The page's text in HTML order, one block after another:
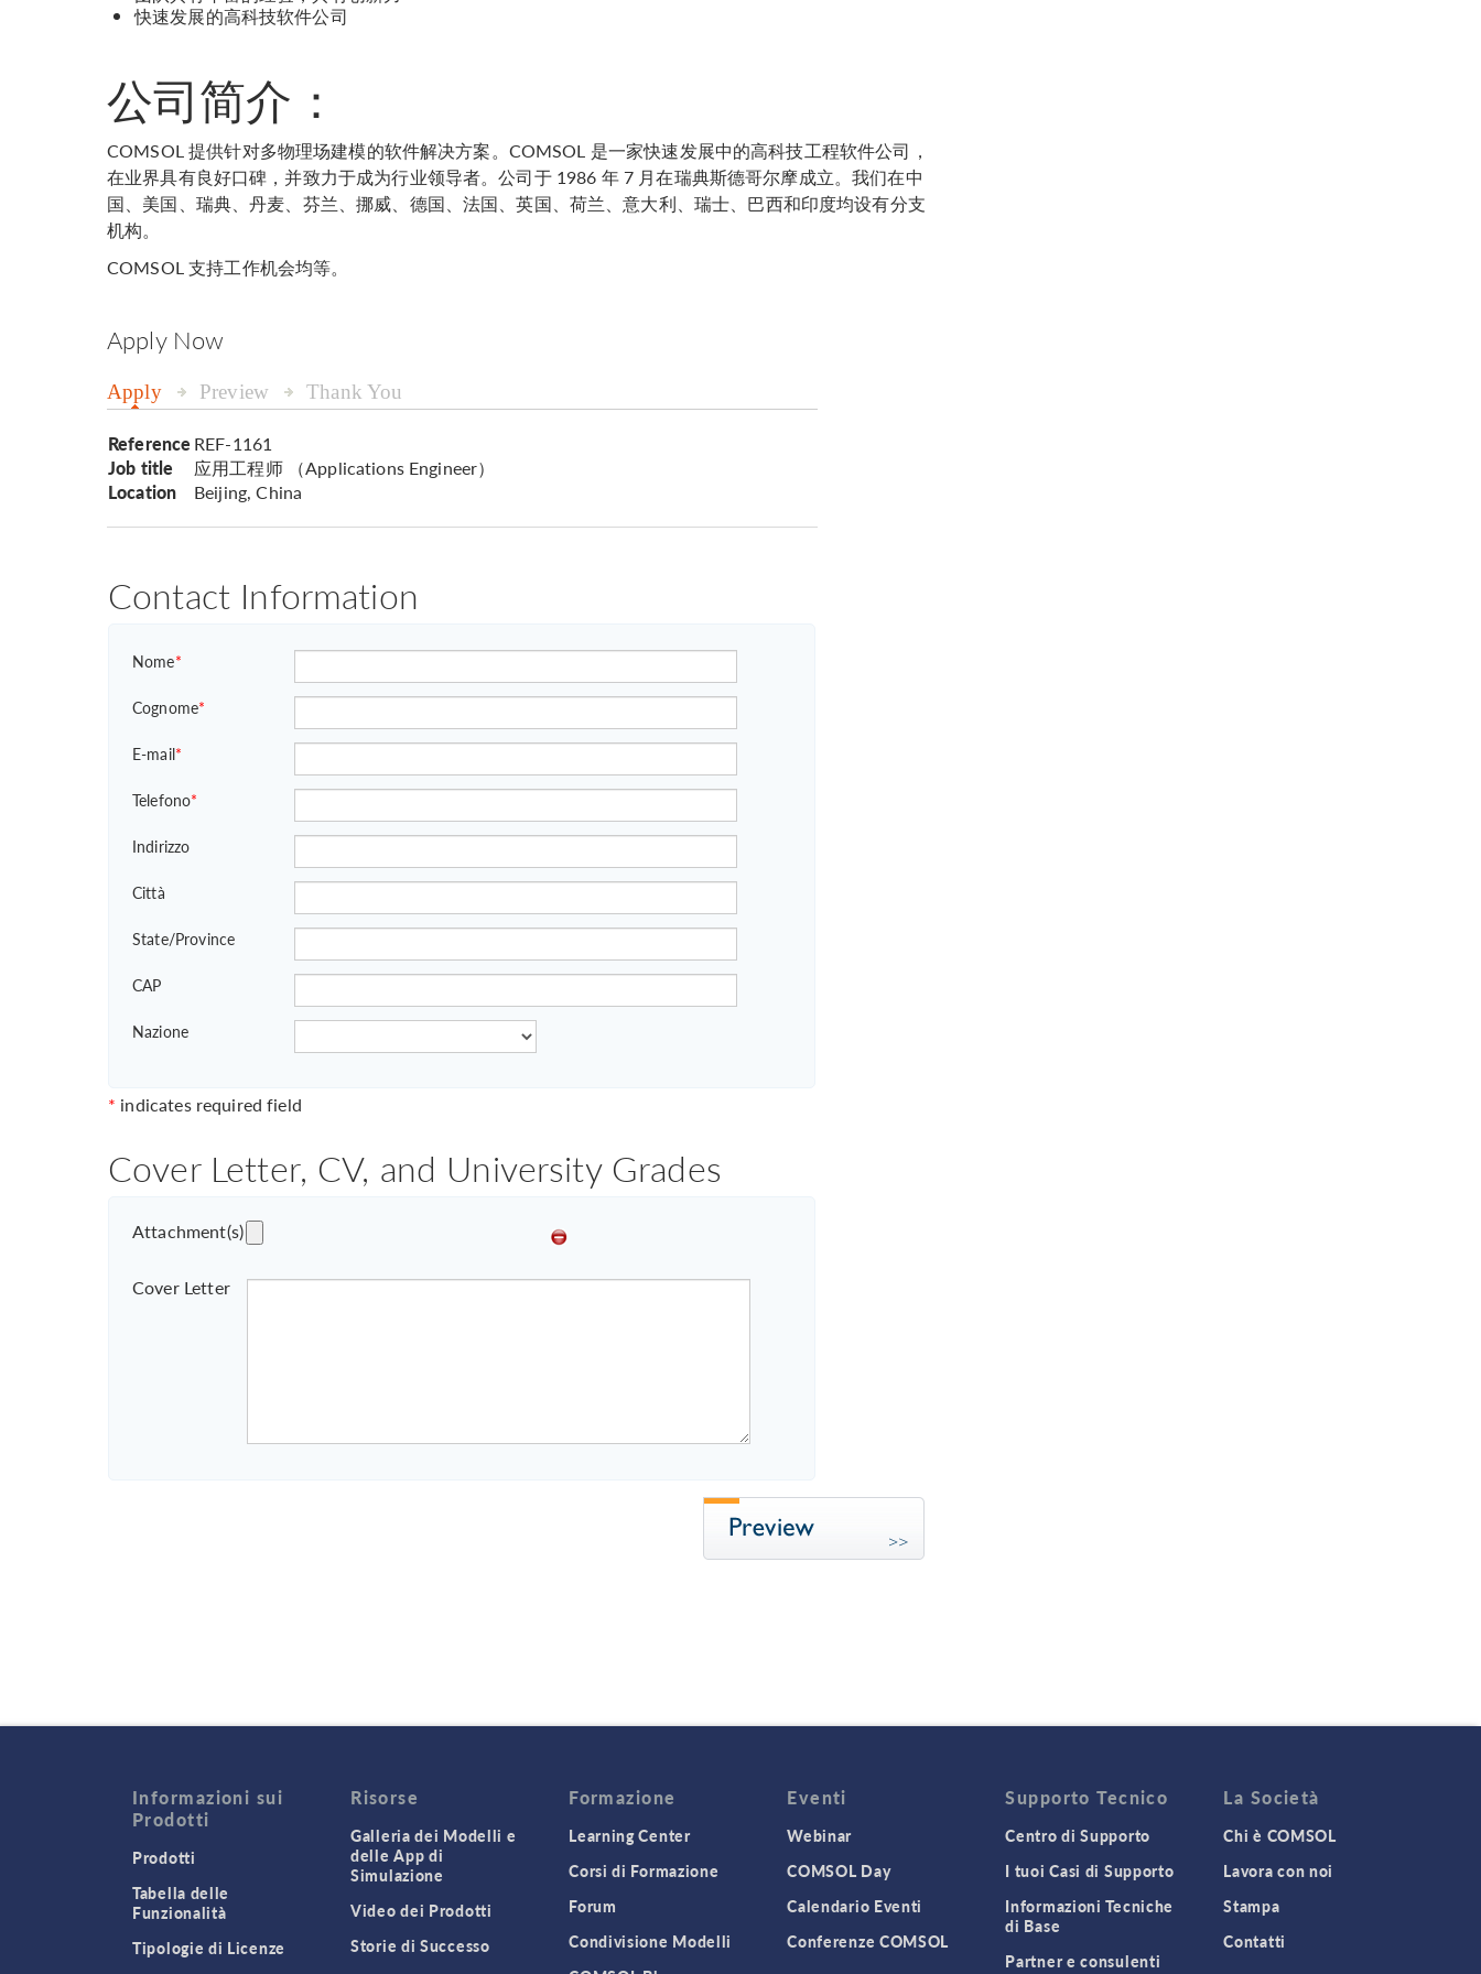
快速发展的高科技软件公司
公司简介：
COMSOL 提供针对多物理场建模的软件解决方案。COMSOL 是一家快速发展中的高科技工程软件公司，
在业界具有良好口碑，并致力于成为行业领导者。公司于 1986 年 7 月在瑞典斯德哥尔摩成立。我们在中
国、美国、瑞典、丹麦、芬兰、挪威、德国、法国、英国、荷兰、意大利、瑞士、巴西和印度均设有分支
机构。
COMSOL 支持工作机会均等。
Apply Now
Apply Preview Thank You
Reference REF-1161
Job title
应用工程师 （Applications Engineer）
Location
Beijing, China
Contact Information
Nome*
Cognome*
E-mail*
Telefono*
Indirizzo
Città
State/Province
CAP
Nazione
* indicates required field
Cover Letter, CV, and University Grades
Attachment(s)
Cover Letter
Informazioni sui
Prodotti
Prodotti
Tabella delle
Funzionalità
Tipologie di Licenze
Risorse
Galleria dei Modelli e
delle App di
Simulazione
Video dei Prodotti
Storie di Successo
Formazione
Learning Center
Corsi di Formazione
Forum
Condivisione Modelli
Eventi
Webinar
COMSOL Day
Calendario Eventi
Conferenze COMSOL
Supporto Tecnico
Centro di Supporto
I tuoi Casi di Supporto
Informazioni Tecniche
di Base
Partner e consulenti
La Società
Chi è COMSOL
Lavora con noi
Stampa
Contatti